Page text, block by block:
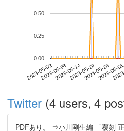
2023-05-022023-05-082023-05-142023-05-202023-05-262023-06-01
0.00
0.25
0.50
Twitter (4 users, 4
PDFあり。 ⇒小川剛生編 「覆刻